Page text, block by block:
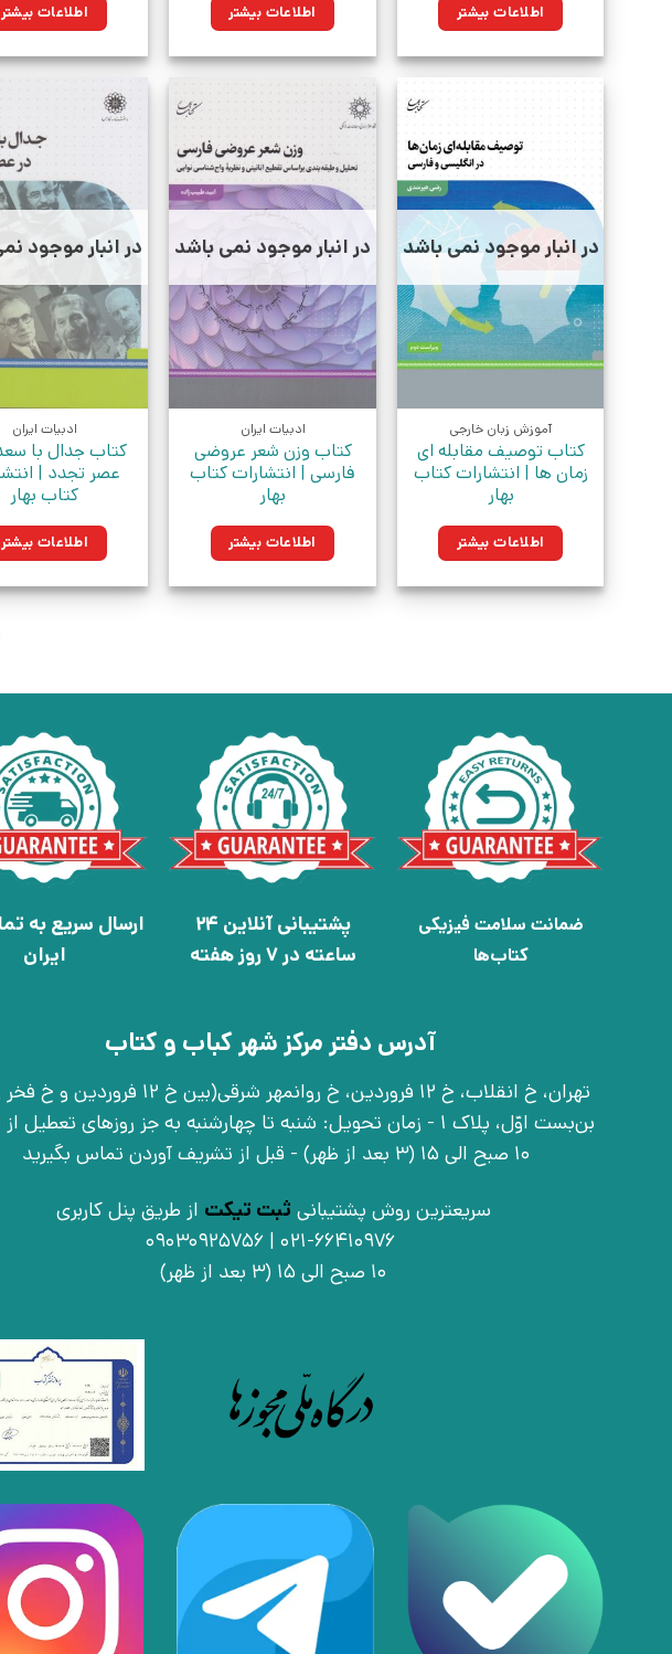
اطلاعات بیشتر اطلاعات بیشتر اطلاعات بیشتر
در انبار موجود نمی باشد
آموزش زبان خارجی
کتاب توصیف مقابله ای
زمان ها | انتشارات کتاب
بهار
اطلاعات بیشتر
در انبار موجود نمی باشد
ادبیات ایران
کتاب وزن شعر عروضی
فارسی | انتشارات کتاب
بهار
اطلاعات بیشتر
در انبار موجود
ادبیات ایران
کتاب جدال با
عصر تجدد |
کتاب بهار
اطلاعات بیشتر
ضمانت سلامت فیزیکی
کتاب‌ها
پشتیبانی آنلاین 24
ساعته در 7 روز هفته
ارسال سریع به
ایران
آدرس دفتر مرکز شهر کباب و کتاب
تهران، خ انقلاب، خ 12 فروردین، خ روانمهر شرقی(بین خ 12
بن‌بست اوّل، پلاک 1 - زمان تحویل: شنبه تا چهارشنبه به جز روزهای
10 صبح الی 15 (3 بعد از ظهر) - قبل از تشریف آوردن تماس بگیرید
سریعترین روش پشتیبانی ثبت تیکت از طریق پنل کاربری
10 صبح الی 15 (3 بعد از ظهر)